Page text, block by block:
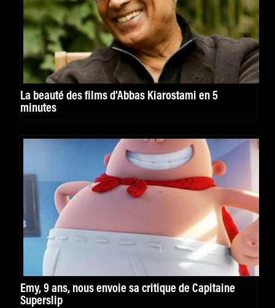
La beauté des films d’Abbas Kiarostami en 5
minutes
Emy, 9 ans, nous envoie sa critique de Capitaine
Superslip